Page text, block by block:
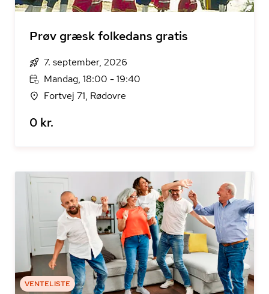
Prøv græsk folkedans gratis
7. september, 2026
Mandag, 18:00 - 19:40
Fortvej 71, Rødovre
0 kr.
VENTELISTE